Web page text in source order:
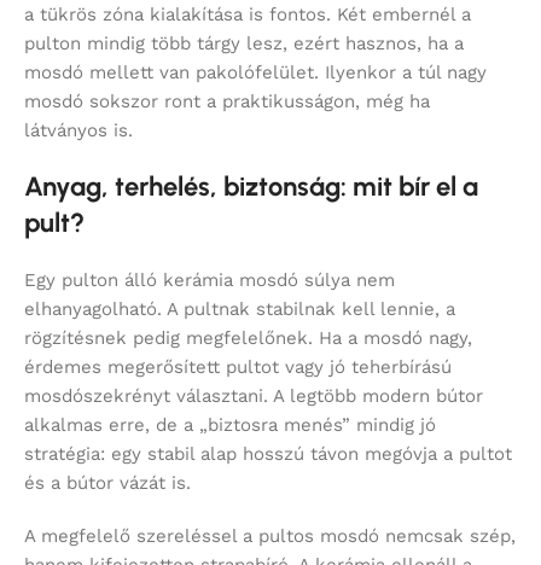
a tükrös zóna kialakítása is fontos. Két embernél a
pulton mindig több tárgy lesz, ezért hasznos, ha a
mosdó mellett van pakolófelület. Ilyenkor a túl nagy
mosdó sokszor ront a praktikusságon, még ha
látványos is.
Anyag, terhelés, biztonság: mit bír el a
pult?
Egy pulton álló kerámia mosdó súlya nem
elhanyagolható. A pultnak stabilnak kell lennie, a
rögzítésnek pedig megfelelőnek. Ha a mosdó nagy,
érdemes megerősített pultot vagy jó teherbírású
mosdószekrényt választani. A legtöbb modern bútor
alkalmas erre, de a „biztosra menés” mindig jó
stratégia: egy stabil alap hosszú távon megóvja a pultot
és a bútor vázát is.
A megfelelő szereléssel a pultos mosdó nemcsak szép,